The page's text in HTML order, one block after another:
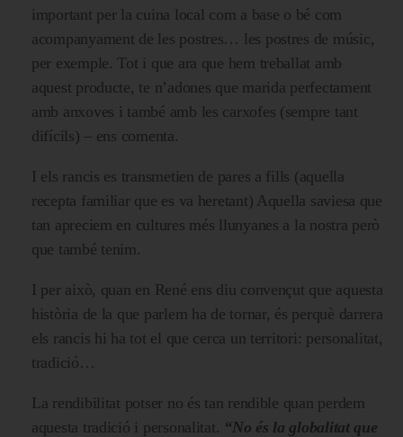
important per la cuina local com a base o bé com
acompanyament de les postres… les postres de músic,
per exemple. Tot i que ara que hem treballat amb
aquest producte, te n’adones que marida perfectament
amb anxoves i també amb les carxofes (sempre tant
difícils) – ens comenta.
I els rancis es transmetien de pares a fills (aquella
recepta familiar que es va heretant) Aquella saviesa que
tan apreciem en cultures més llunyanes a la nostra però
que també tenim.
I per això, quan en René ens diu convençut que aquesta
història de la que parlem ha de tornar, és perquè darrera
els rancis hi ha tot el que cerca un territori: personalitat,
tradició…
La rendibilitat potser no és tan rendible quan perdem
aquesta tradició i personalitat. “No és la globalitat que